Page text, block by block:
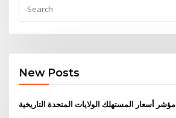
New Posts
مؤشر أسعار المستهلك الولايات المتحدة التاريخية